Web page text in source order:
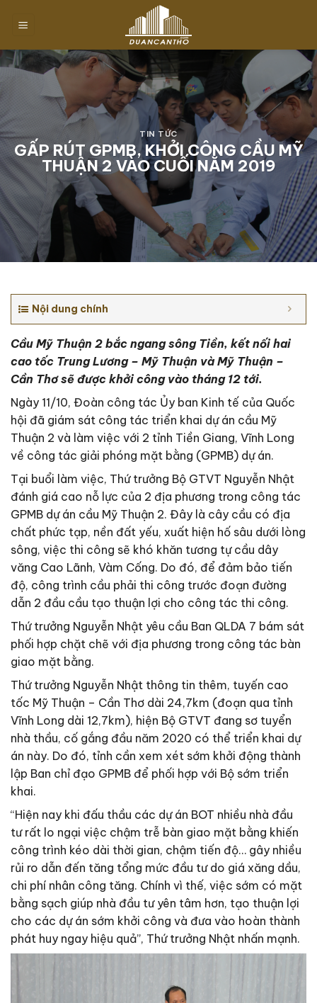
đến
dung
TIN TỨC
GẤP RÚT GPMB, KHỞI CÔNG CẦU MỸ
THUẬN 2 VÀO CUỐI NĂM 2019
Nội dung chính
Cầu Mỹ Thuận 2 bắc ngang sông Tiền, kết nối hai
cao tốc Trung Lương – Mỹ Thuận và Mỹ Thuận –
Cần Thơ sẽ được khởi công vào tháng 12 tới.
Ngày 11/10, Đoàn công tác Ủy ban Kinh tế của Quốc
hội đã giám sát công tác triển khai dự án cầu Mỹ
Thuận 2 và làm việc với 2 tỉnh Tiền Giang, Vĩnh Long
về công tác giải phóng mặt bằng (GPMB) dự án.
Tại buổi làm việc, Thứ trưởng Bộ GTVT Nguyễn Nhật
đánh giá cao nỗ lực của 2 địa phương trong công tác
GPMB dự án cầu Mỹ Thuận 2. Đây là cây cầu có địa
chất phức tạp, nền đất yếu, xuất hiện hố sâu dưới lòng
sông, việc thi công sẽ khó khăn tương tự cầu dây
văng Cao Lãnh, Vàm Cống. Do đó, để đảm bảo tiến
độ, công trình cầu phải thi công trước đoạn đường
dẫn 2 đầu cầu tạo thuận lợi cho công tác thi công.
Thứ trưởng Nguyễn Nhật yêu cầu Ban QLDA 7 bám sát
phối hợp chặt chẽ với địa phương trong công tác bàn
giao mặt bằng.
Thứ trưởng Nguyễn Nhật thông tin thêm, tuyến cao
tốc Mỹ Thuận – Cần Thơ dài 24,7km (đoạn qua tỉnh
Vĩnh Long dài 12,7km), hiện Bộ GTVT đang sơ tuyển
nhà thầu, cố gắng đầu năm 2020 có thể triển khai dự
án này. Do đó, tỉnh cần xem xét sớm khởi động thành
lập Ban chỉ đạo GPMB để phối hợp với Bộ sớm triển
khai.
“Hiện nay khi đấu thầu các dự án BOT nhiều nhà đầu
tư rất lo ngại việc chậm trễ bàn giao mặt bằng khiến
công trình kéo dài thời gian, chậm tiến độ… gây nhiều
rủi ro dẫn đến tăng tổng mức đầu tư do giá xăng dầu,
chi phí nhân công tăng. Chính vì thế, việc sớm có mặt
bằng sạch giúp nhà đầu tư yên tâm hơn, tạo thuận lợi
cho các dự án sớm khởi công và đưa vào hoàn thành
phát huy ngay hiệu quả”, Thứ trưởng Nhật nhấn mạnh.